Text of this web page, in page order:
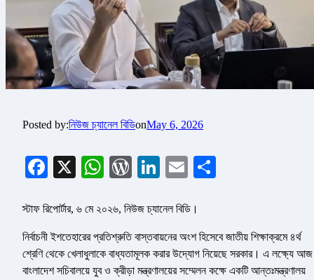
Posted by:নিউজ চ্যানেল বিডিonMay 6, 2026
Facebook
X WhatsApp
WordPress
LinkedIn
Email
স্টাফ রিপোর্টার, ৬ মে ২০২৬, নিউজ চ্যানেল বিডি।
নির্বাচনী ইশতেহারের প্রতিশ্রুতি বাস্তবায়নের অংশ হিসেবে জাতীয় শিক্ষাক্রমে ৪র্থ
শ্রেণি থেকে খেলাধুলাকে বাধ্যতামূলক করার উদ্যোগ নিয়েছে সরকার। এ লক্ষ্যে আজ
বাংলাদেশ সচিবালয়ে যুব ও ক্রীড়া মন্ত্রণালয়ের সম্মেলন কক্ষে একটি আন্তঃমন্ত্রণালয়